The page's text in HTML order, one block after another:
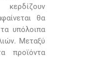
θα
υπόλοιπα
Μεταξύ
προϊόντα